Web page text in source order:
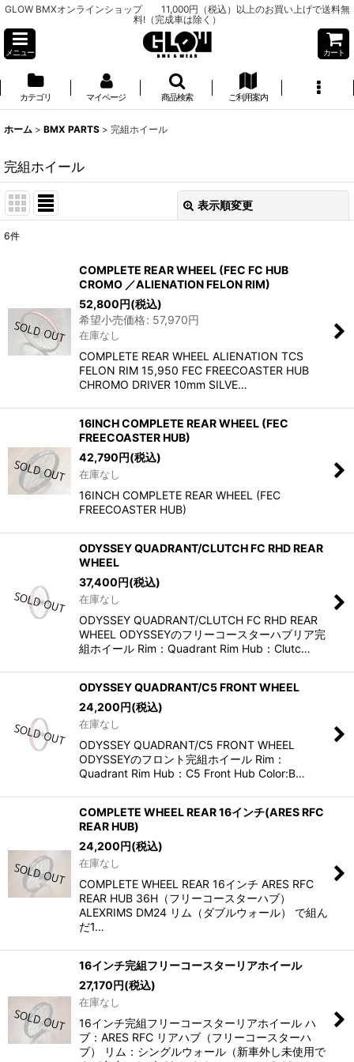
GLOW BMXオンラインショップ 11,000円（税込）以上のお買い上げで送料無
料!（完成車は除く）
メニュー カート
カテゴリ マイページ 商品検索 ご利用案内
ホーム > BMX PARTS > 完組ホイール
完組ホイール
表示順変更
6件
COMPLETE REAR WHEEL (FEC FC HUB
CROMO ／ALIENATION FELON RIM)
52,800円(税込)
希望小売価格: 57,970円
在庫なし
COMPLETE REAR WHEEL ALIENATION TCS
FELON RIM 15,950 FEC FREECOASTER HUB
CHROMO DRIVER 10mm SILVE…
16INCH COMPLETE REAR WHEEL (FEC
FREECOASTER HUB)
42,790円(税込)
在庫なし
16INCH COMPLETE REAR WHEEL (FEC
FREECOASTER HUB)
ODYSSEY QUADRANT/CLUTCH FC RHD REAR
WHEEL
37,400円(税込)
在庫なし
ODYSSEY QUADRANT/CLUTCH FC RHD REAR
WHEEL ODYSSEYのフリーコースターハブリア完
組ホイール Rim：Quadrant Rim Hub：Clutc…
ODYSSEY QUADRANT/C5 FRONT WHEEL
24,200円(税込)
在庫なし
ODYSSEY QUADRANT/C5 FRONT WHEEL
ODYSSEYのフロント完組ホイール Rim：
Quadrant Rim Hub：C5 Front Hub Color:B…
COMPLETE WHEEL REAR 16インチ(ARES RFC
REAR HUB)
24,200円(税込)
在庫なし
COMPLETE WHEEL REAR 16インチ ARES RFC
REAR HUB 36H（フリーコースターハブ）
ALEXRIMS DM24 リム（ダブルウォール） で組ん
だ1…
16インチ完組フリーコースターリアホイール
27,170円(税込)
在庫なし
16インチ完組フリーコースターリアホイール ハ
ブ：ARES RFC リアハブ（フリーコースターハ
ブ） リム：シングルウォール（新車外し未使用で